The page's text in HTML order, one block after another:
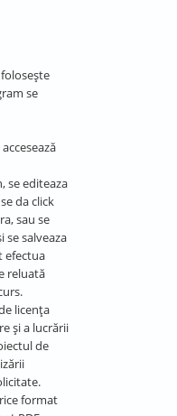
se
se editeaza
da click
sau se
se salveaza
efectua
reluată
licența
și a lucrării
de
format